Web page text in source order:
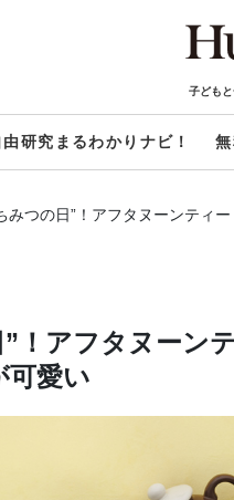
子ども
研究まるわかりナビ！
みつの日”！アフタヌーンティ
！アフタヌーン
可愛い